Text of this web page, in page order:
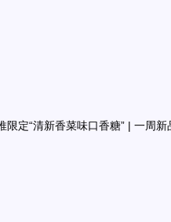
定“清新香菜味口香糖” | 一周新